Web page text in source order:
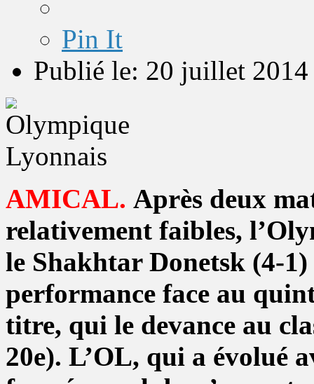
Pin It
Publié le: 20 juillet 2014
AMICAL. Après deux
relativement faibles,
le Shakhtar Donetsk (4-1)
performance face au
titre, qui le devance au
20e). L’OL, qui a évolué